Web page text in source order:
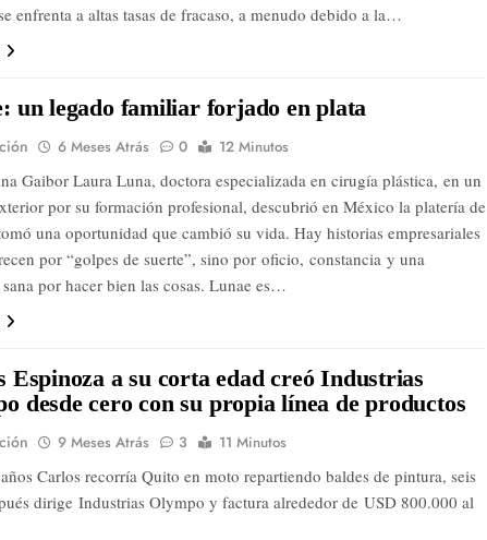
enfrenta a altas tasas de fracaso, a menudo debido a la…
un legado familiar forjado en plata
6 Meses Atrás 0 12 Minutos
Gaibor Laura Luna, doctora especializada en cirugía plástica, en un
por su formación profesional, descubrió en México la platería de
una oportunidad que cambió su vida. Hay historias empresariales
por “golpes de suerte”, sino por oficio, constancia y una
por hacer bien las cosas. Lunae es…
Espinoza a su corta edad creó Industrias
desde cero con su propia línea de productos
9 Meses Atrás 3 11 Minutos
Carlos recorría Quito en moto repartiendo baldes de pintura, seis
dirige Industrias Olympo y factura alrededor de USD 800.000 al